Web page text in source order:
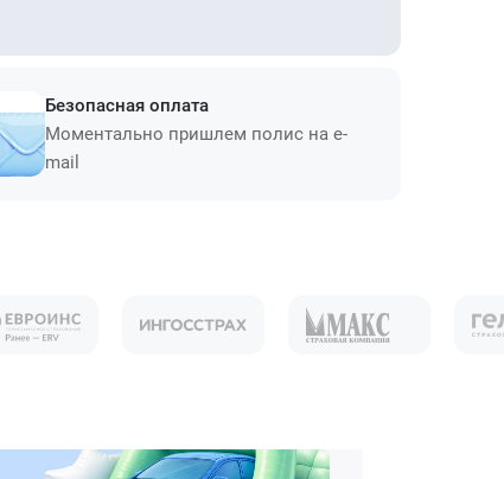
Безопасная оплата
Моментально пришлем полис на e-
mail